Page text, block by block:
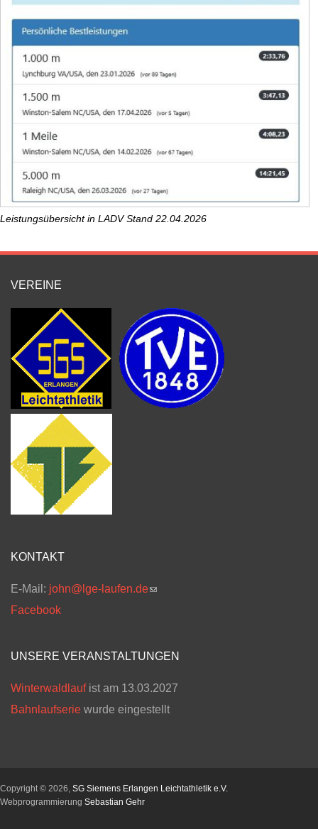
Leistungsübersicht in LADV Stand 22.04.2026
VEREINE
KONTAKT
E-Mail: john@lge-laufen.de(link sends e-mail)
Facebook
UNSERE VERANSTALTUNGEN
Winterwaldlaufist am 13.03.2027
Bahnlaufserie wurde eingestellt
Copyright © 2026, SG Siemens Erlangen Leichtathletik e.V.
Webprogrammierung Sebastian Gehr